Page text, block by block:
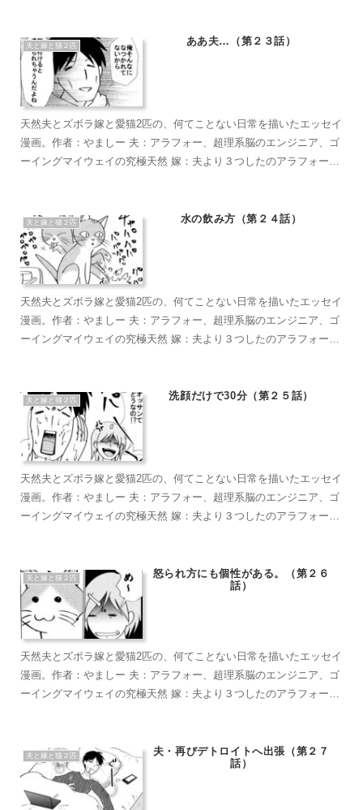
えん坊のもふもふ こぶ茶：抱っこが大好きラグドール。遊びへの欲
求がすごい。やりたい放題のバ…やんちゃ坊主
夫と嫁と猫２匹 ああ夫…（第２３話）
天然夫とズボラ嫁と愛猫2匹の、何てことない日常を描いたエッセイ
漫画。作者：やましー 夫：アラフォー、超理系脳のエンジニア、ゴ
ーイングマイウェイの究極天然 嫁：夫より３つしたのアラフォー、
えん坊のもふもふ こぶ茶：抱っこが大好きラグドール。遊びへの欲
求がすごい。やりたい放題のバ…やんちゃ坊主
夫と嫁と猫２匹 水の飲み方（第２４話）
天然夫とズボラ嫁と愛猫2匹の、何てことない日常を描いたエッセイ
漫画。作者：やましー 夫：アラフォー、超理系脳のエンジニア、ゴ
ーイングマイウェイの究極天然 嫁：夫より３つしたのアラフォー、
えん坊のもふもふ こぶ茶：抱っこが大好きラグドール。遊びへの欲
求がすごい。やりたい放題のバ…やんちゃ坊主
夫と嫁と猫２匹 洗顔だけで30分（第２５話）
天然夫とズボラ嫁と愛猫2匹の、何てことない日常を描いたエッセイ
漫画。作者：やましー 夫：アラフォー、超理系脳のエンジニア、ゴ
ーイングマイウェイの究極天然 嫁：夫より３つしたのアラフォー、
えん坊のもふもふ こぶ茶：抱っこが大好きラグドール。遊びへの欲
求がすごい。やりたい放題のバ…やんちゃ坊主
夫と嫁と猫２匹
怒られ方にも個性がある。（第２６
話）
天然夫とズボラ嫁と愛猫2匹の、何てことない日常を描いたエッセイ
漫画。作者：やましー 夫：アラフォー、超理系脳のエンジニア、ゴ
ーイングマイウェイの究極天然 嫁：夫より３つしたのアラフォー、
えん坊のもふもふ こぶ茶：抱っこが大好きラグドール。遊びへの欲
求がすごい。やりたい放題のバ…やんちゃ坊主
夫と嫁と猫２匹
夫・再びデトロイトへ出張（第２７
話）